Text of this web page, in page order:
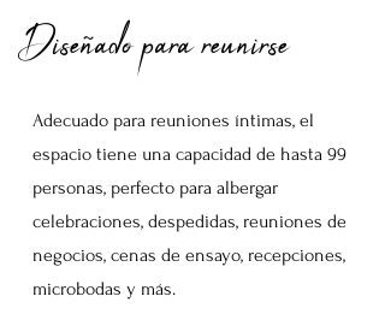
Diseñado para reunirse
Adecuado para reuniones íntimas, el
espacio tiene una capacidad de hasta 99
personas, perfecto para albergar
celebraciones, despedidas, reuniones de
negocios, cenas de ensayo, recepciones,
microbodas y más.